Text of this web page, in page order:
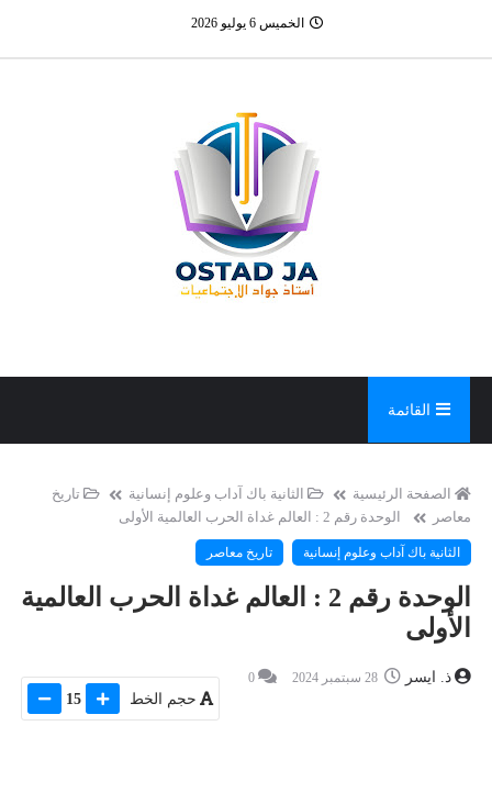
الخميس 6 يوليو 2026
القائمة
الصفحة الرئيسية الثانية باك آداب وعلوم إنسانية
تاريخ
معاصر
الوحدة رقم 2 : العالم غداة الحرب العالمية الأولى
الثانية باك آداب وعلوم إنسانية تاريخ معاصر
الوحدة رقم 2 : العالم غداة الحرب العالمية
الأولى
ذ. ايسر 0
حجم الخط 15